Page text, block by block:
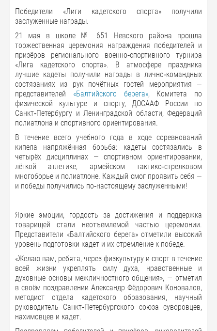
Победители «Лиги кадетского спорта» получили
заслуженные награды.
21 мая в школе № 651 Невского района прошла
торжественная церемония награждения победителей и
призёров регионального военно‑спортивного турнира
«Лига кадетского спорта». В атмосфере праздника
лучшие кадеты получили награды в лично‑командных
состязаниях из рук почётных гостей мероприятия —
представителей «Балтийского берега», Комитета по
физической культуре и спорту, ДОСААФ России по
Санкт‑Петербургу и Ленинградской области, Федераций
полиатлона и спортивного ориентирования.
В течение всего учебного года в ходе соревнований
кипела напряжённая борьба: кадеты состязались в
четырёх дисциплинах — спортивном ориентировании,
лёгкой атлетике, армейском тактико‑стрелковом
многоборье и полиатлоне. Каждый смог проявить себя —
и победы получились по‑настоящему заслуженными!
Яркие эмоции, гордость за достижения и поддержка
товарищей стали неотъемлемой частью церемонии.
Представители «Балтийского берега» отметили высокий
уровень подготовки кадет и их стремление к победе.
«Желаю вам, ребята, через физкультуру и спорт в течение
всей жизни укреплять силу духа, нравственные и
духовные основы межличностного общения», — отметил
в своём поздравлении Александр Фёдорович Коновалов,
методист отдела кадетского образования, научный
руководитель Санкт‑Петербургского союза суворовцев,
нахимовцев и кадет.